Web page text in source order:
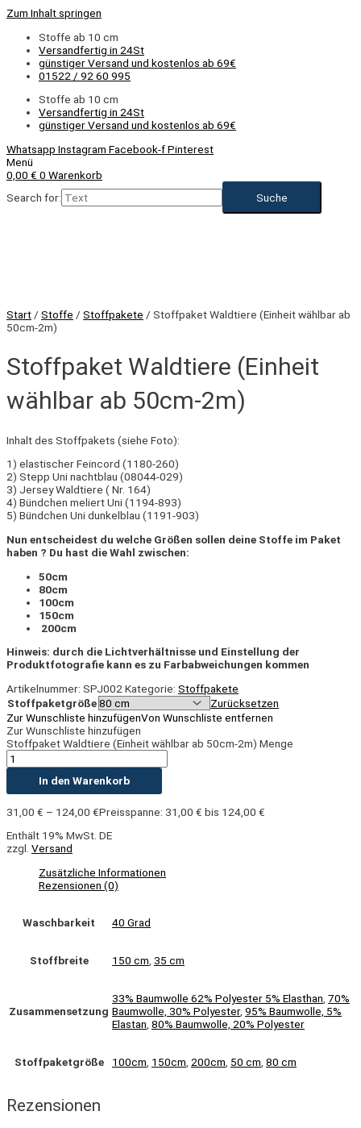
Zum Inhalt springen
Stoffe ab 10 cm
Versandfertig in 24St
günstiger Versand und kostenlos ab 69€
01522 / 92 60 995
Stoffe ab 10 cm
Versandfertig in 24St
günstiger Versand und kostenlos ab 69€
Whatsapp Instagram Facebook-fPinterest
Menü
0,00 € 0 Warenkorb
Search for:
Start / Stoffe / Stoffpakete / Stoffpaket Waldtiere (Einheit wählbar ab
50cm-2m)
Stoffpaket Waldtiere (Einheit
wählbar ab 50cm-2m)
Inhalt des Stoffpakets (siehe Foto):
1) elastischer Feincord (1180-260)
2) Stepp Uni nachtblau (08044-029)
3) Jersey Waldtiere ( Nr. 164)
4) Bündchen meliert Uni (1194-893)
5) Bündchen Uni dunkelblau (1191-903)
Nun entscheidest du welche Größen sollen deine Stoffe im Paket
haben ? Du hast die Wahl zwischen:
50cm
80cm
100cm
150cm
200cm
Hinweis: durch die Lichtverhältnisse und Einstellung der
Produktfotografie kann es zu Farbabweichungen kommen
Artikelnummer: SPJ002 Kategorie: Stoffpakete
Stoffpaketgröße
Zurücksetzen
Zur Wunschliste hinzufügenVon Wunschliste entfernen
Zur Wunschliste hinzufügen
Stoffpaket Waldtiere (Einheit wählbar ab 50cm-2m) Menge
In den Warenkorb
31,00 € – 124,00 €Preisspanne: 31,00 € bis 124,00 €
Enthält 19% MwSt. DE
zzgl. Versand
Zusätzliche Informationen
Rezensionen (0)
Waschbarkeit 40 Grad
Stoffbreite 150 cm, 35 cm
Zusammensetzung
33% Baumwolle 62% Polyester 5% Elasthan, 70%
Baumwolle, 30% Polyester, 95% Baumwolle, 5%
Elastan, 80% Baumwolle, 20% Polyester
Stoffpaketgröße 100cm, 150cm, 200cm, 50 cm, 80 cm
Rezensionen